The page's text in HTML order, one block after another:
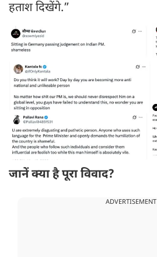
हताश दिखेंगे.”
जानें क्या है पूरा विवाद?
ADVERTISEMENT